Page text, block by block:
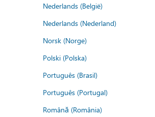
Nederlands (België)
Nederlands (Nederland)
Norsk (Norge)
Polski (Polska)
Português (Brasil)
Português (Portugal)
Română (România)